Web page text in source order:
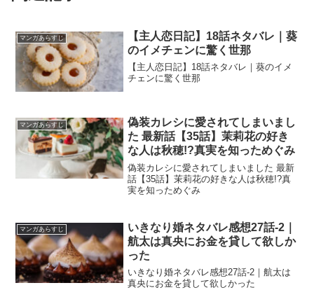
マンガあらすじ
【主人恋日記】18話ネタバレ｜葵
のイメチェンに驚く世那
【主人恋日記】18話ネタバレ｜葵のイメ
チェンに驚く世那
マンガあらすじ
偽装カレシに愛されてしまいまし
た 最新話【35話】茉莉花の好き
な人は秋穂!?真実を知っためぐみ
偽装カレシに愛されてしまいました 最新
話【35話】茉莉花の好きな人は秋穂!?真
実を知っためぐみ
マンガあらすじ
いきなり婚ネタバレ感想27話-2｜
航太は真央にお金を貸して欲しか
った
いきなり婚ネタバレ感想27話-2｜航太は
真央にお金を貸して欲しかった